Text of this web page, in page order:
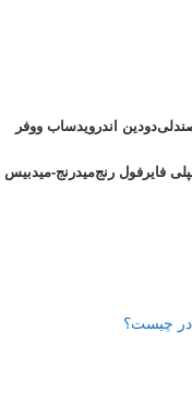
دودین اندرویدساب ووفر
فایر فول رنجمیدرنج-میدبیس
در چیست؟